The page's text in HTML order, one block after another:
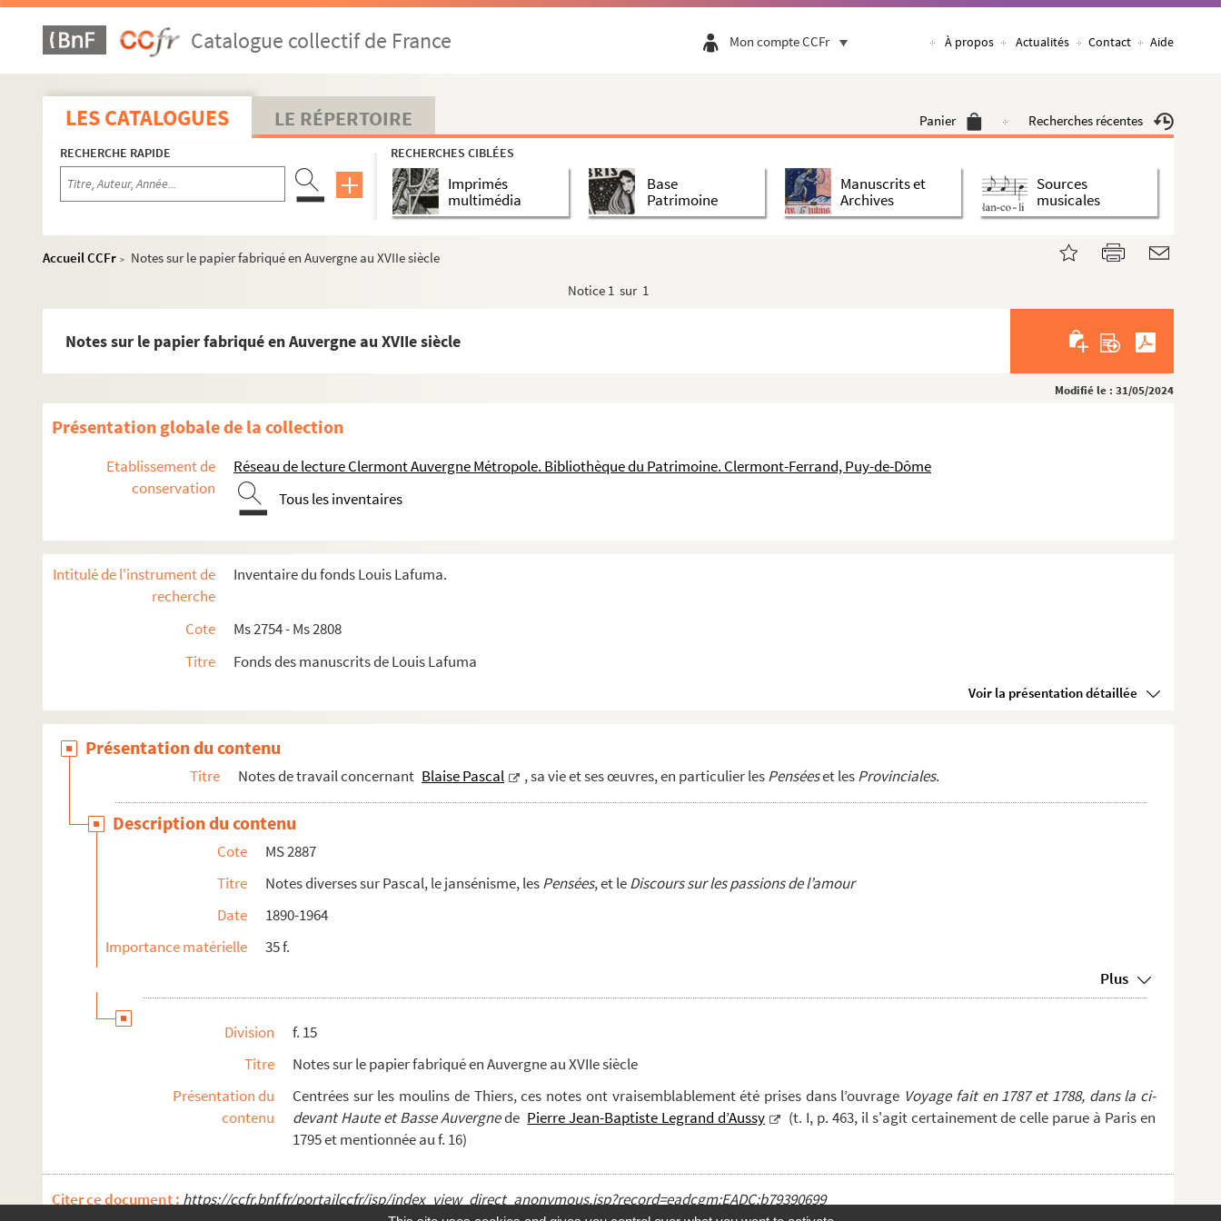
Catalogue collectif de France Mon compte CCFr À propos Actualités Contact Aide
LES CATALOGUES LE RÉPERTOIRE Panier Recherches récentes
RECHERCHE RAPIDE RECHERCHES CIBLÉES
Imprimés
multimédia
Base
Patrimoine
Manuscrits et
Archives
Sources
musicales
Accueil CCFr >
Notes sur le papier fabriqué en Auvergne au XVIIe siècle
Notice 1 sur 1
Notes sur le papier fabriqué en Auvergne au XVIIe siècle
Modifié le : 31/05/2024
Présentation globale de la collection
Etablissement de
conservation
Réseau de lecture Clermont Auvergne Métropole. Bibliothèque du Patrimoine. Clermont-Ferrand, Puy-de-Dôme
Tous les inventaires
Intitulé de l'instrument de
recherche
Inventaire du fonds Louis Lafuma.
Cote
Ms 2754 - Ms 2808
Titre
Fonds des manuscrits de Louis Lafuma
Voir la présentation détaillée
Présentation du contenu
Titre Notes de travail concernant Blaise Pascal , sa vie et ses œuvres, en particulier lesPenséeset lesProvinciales.
Description du contenu
Cote
MS 2887
Titre
Notes diverses sur Pascal, le jansénisme, lesPensées, et leDiscours sur les passions de l’amour
Date
1890-1964
Importance matérielle
35 f.
Plus
Division
f. 15
Titre
Notes sur le papier fabriqué en Auvergne au XVIIe siècle
Présentation du
contenu
Centrées sur les moulins de Thiers, ces notes ont vraisemblablement été prises dans l’ouvrage Voyage fait en 1787 et 1788, dans la ci-
devant Haute et Basse Auvergnede Pierre Jean-Baptiste Legrand d’Aussy
(t. I, p. 463, il s'agit certainement de celle parue à Paris en
1795 et mentionnée au f. 16)
Citer ce document : https://ccfr.bnf.fr/portailccfr/jsp/index_view_direct_anonymous.jsp?record=eadcgm:EADC:b79390699